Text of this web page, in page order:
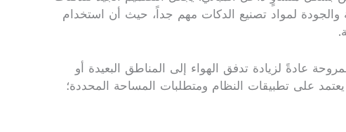
لمواد تصنيع الدكات مهم جداً، حيث أن استخدام
عادةً لزيادة تدفق الهواء إلى المناطق البعيدة أو
يعتمد على تطبيقات النظام ومتطلبات المساحة المحددة؛